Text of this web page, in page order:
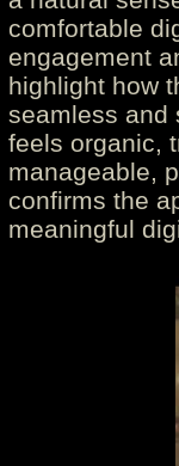
comfortable
engagement
highlight how
seamless and
feels organic,
manageable,
confirms the
meaningful